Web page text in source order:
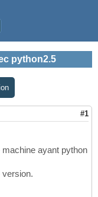
python2.5
#1
machine ayant python
version.